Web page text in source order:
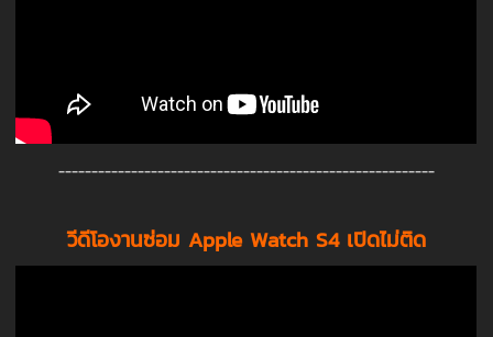
---------------------------------------------------------
วีดีโองานซ่อม Apple Watch S4 เปิดไม่ติด